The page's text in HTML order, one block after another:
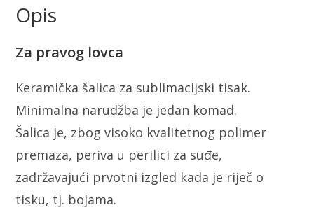
Opis
Za pravog lovca
Keramička šalica za sublimacijski tisak.
Minimalna narudžba je jedan komad.
Šalica je, zbog visoko kvalitetnog polimer
premaza, periva u perilici za suđe,
zadržavajući prvotni izgled kada je riječ o
tisku, tj. bojama.